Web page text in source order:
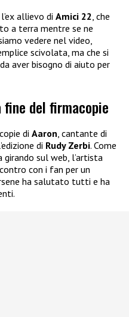
l’ex allievo di Amici 22, che
a terra mentre se ne
vedere nel video,
scivolata, ma che si
aver bisogno di aiuto per
del firmacopie
di Aaron , cantante di
di Rudy Zerbi. Come
girando sul web, l’artista
con i fan per un
ha salutato tutti e ha